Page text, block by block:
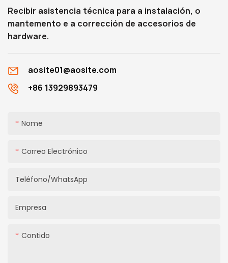
axudarán a entendelo en
profundidade.
Recibir asistencia técnica para a instalación, o
mantemento e a corrección de accesorios de
hardware.
aosite01@aosite.com
+86 13929893479
Nome
Correo Electrónico
Teléfono/WhatsApp
Empresa
Contido